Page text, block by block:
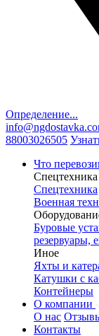
Определение...
88003026505
Что
Спецтехника
Спецтехника
Военная
Буровые
резервуары,
Иное
Яхты и
Катушки с
Контейнеры
О компании
О нас
Контакты